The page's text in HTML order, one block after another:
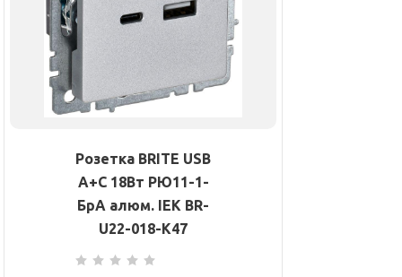
Розетка BRITE USB
A+C 18Вт РЮ11-1-
БрА алюм. IEK BR-
U22-018-K47